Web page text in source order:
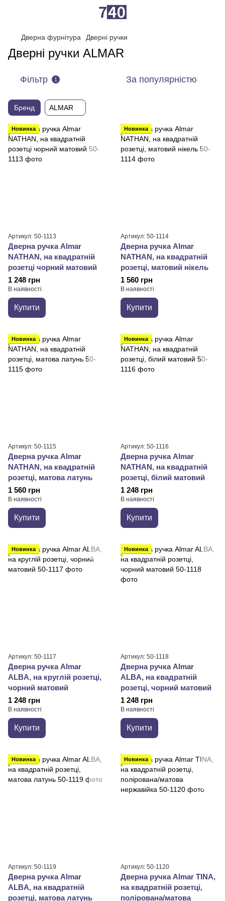
Дверна фурнітура Дверні ручки
Дверні ручки ALMAR
Фільтр 1 За популярністю
Бренд ALMAR
Новинка
Артикул: 50-1113
Дверна ручка Almar
NATHAN, на квадратній
розетці чорний матовий
1 248 грн
В наявності
Купити
Новинка
Артикул: 50-1114
Дверна ручка Almar
NATHAN, на квадратній
розетці, матовий нікель
1 560 грн
В наявності
Купити
Новинка
Артикул: 50-1115
Дверна ручка Almar
NATHAN, на квадратній
розетці, матова латунь
1 560 грн
В наявності
Купити
Новинка
Артикул: 50-1116
Дверна ручка Almar
NATHAN, на квадратній
розетці, білий матовий
1 248 грн
В наявності
Купити
Новинка
Артикул: 50-1117
Дверна ручка Almar
ALBA, на круглій розетці,
чорний матовий
1 248 грн
В наявності
Купити
Новинка
Артикул: 50-1118
Дверна ручка Almar
ALBA, на квадратній
розетці, чорний матовий
1 248 грн
В наявності
Купити
Новинка
Артикул: 50-1119
Дверна ручка Almar
ALBA, на квадратній
розетці, матова латунь
Новинка
Артикул: 50-1120
Дверна ручка Almar TINA,
на квадратній розетці,
полірована/матова